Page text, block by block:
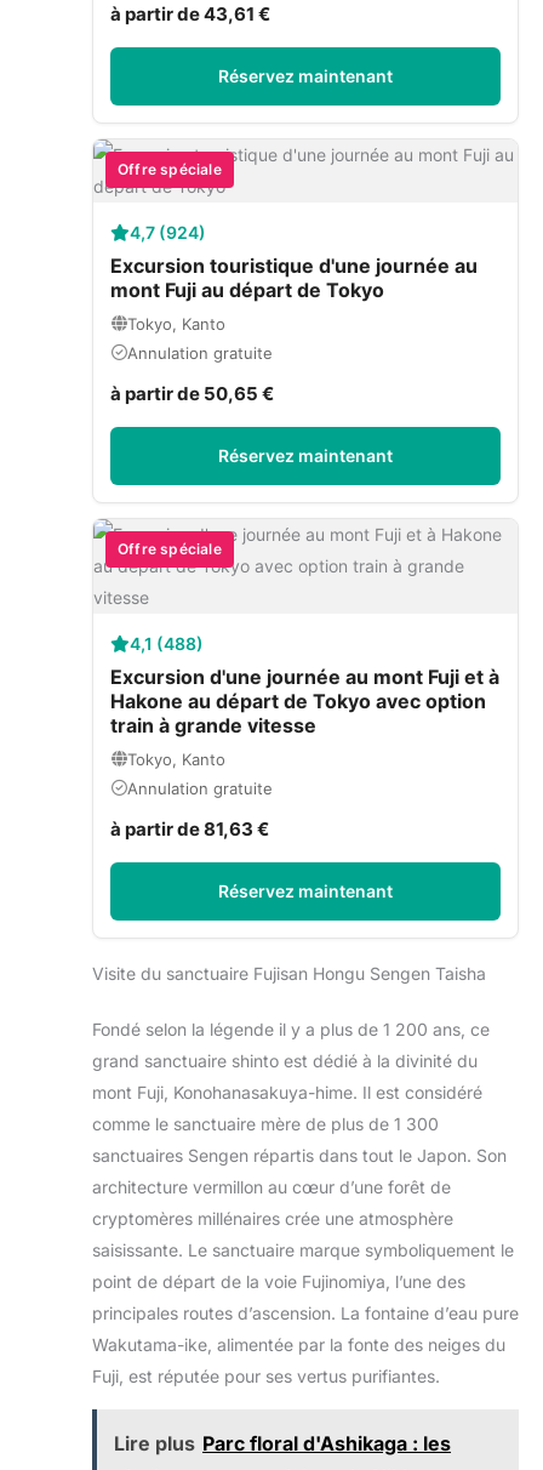
à partir de 43,61 €
Réservez maintenant
Offre spéciale
4,7 (924)
Excursion touristique d'une journée au
mont Fuji au départ de Tokyo
Tokyo, Kanto
Annulation gratuite
à partir de 50,65 €
Réservez maintenant
Offre spéciale
4,1 (488)
Excursion d'une journée au mont Fuji et à
Hakone au départ de Tokyo avec option
train à grande vitesse
Tokyo, Kanto
Annulation gratuite
à partir de 81,63 €
Réservez maintenant
Visite du sanctuaire Fujisan Hongu Sengen Taisha
Fondé selon la légende il y a plus de 1 200 ans, ce
grand sanctuaire shinto est dédié à la divinité du
mont Fuji, Konohanasakuya-hime. Il est considéré
comme le sanctuaire mère de plus de 1 300
sanctuaires Sengen répartis dans tout le Japon. Son
architecture vermillon au cœur d’une forêt de
cryptomères millénaires crée une atmosphère
saisissante. Le sanctuaire marque symboliquement le
point de départ de la voie Fujinomiya, l’une des
principales routes d’ascension. La fontaine d’eau pure
Wakutama-ike, alimentée par la fonte des neiges du
Fuji, est réputée pour ses vertus purifiantes.
Lire plus Parc floral d'Ashikaga : les